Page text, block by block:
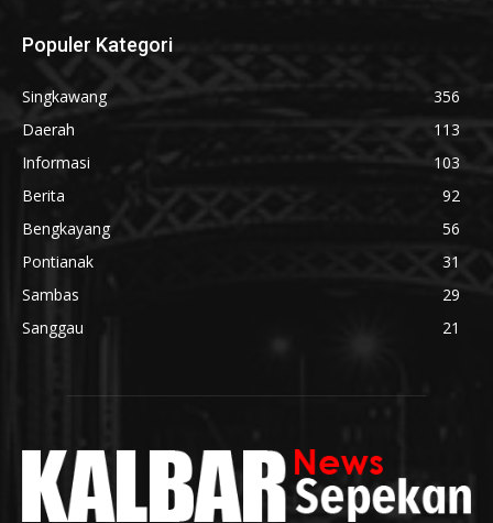
Populer Kategori
Singkawang
356
Daerah
113
Informasi
103
Berita
92
Bengkayang
56
Pontianak
31
Sambas
29
Sanggau
21